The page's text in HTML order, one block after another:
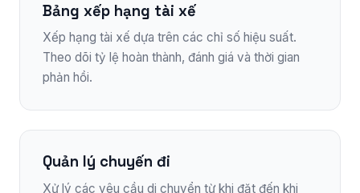
Bảng xếp hạng tài xế
Xếp hạng tài xế dựa trên các chỉ số hiệu suất.
Theo dõi tỷ lệ hoàn thành, đánh giá và thời gian
phản hồi.
Quản lý chuyến đi
Xử lý các yêu cầu di chuyển từ khi đặt đến khi